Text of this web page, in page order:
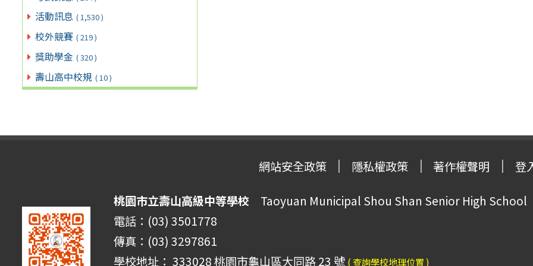
活動訊息 ( 1,530 )
校外競賽 ( 219 )
獎助學金 ( 320 )
壽山高中校規 ( 10 )
網站安全政策 隱私權政策 著作權聲明 登
桃園市立壽山高級中等學校 Taoyuan Municipal Shou Shan Senior High School
電話：(03) 3501778
傳真：(03) 3297861
學校地址： 333028 桃園市龜山區大同路 23 號 ( 查詢學校地理位置 )